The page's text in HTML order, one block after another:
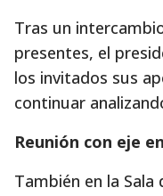
Tras un
presentes, el
los invitados sus
continuar
Reunión con eje
También en la Sala